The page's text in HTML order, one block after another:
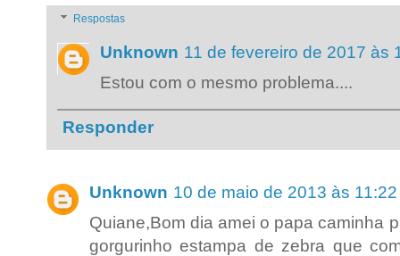
Respostas
Unknown 11 de fevereiro de 2017 às
Estou com o mesmo problema....
Responder
Unknown 10 de maio de 2013 às 11:22
Quiane,Bom dia amei o papa caminha
gorgurinho estampa de zebra que